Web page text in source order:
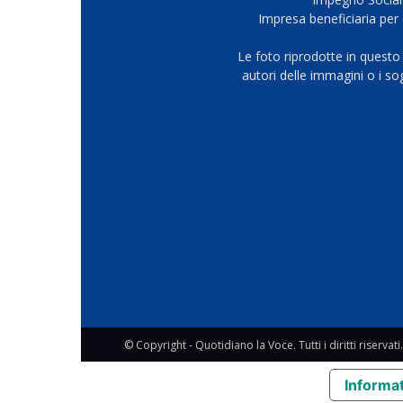
Impresa beneficiaria
Le foto riprodotte in
autori delle immagini o i
© Copyright - Quotidiano la Voce. Tutti i diritti riservati.